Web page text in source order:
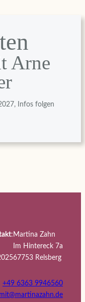
Arne
Infos folgen
: Martina Zahn
Im Hintereck 7a
67753 Relsberg
+49 6363 9946560